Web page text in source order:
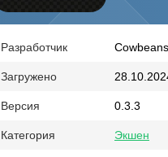
Разработчик Cowbeans
Загружено
Версия 0.3.3
Категория Экшен